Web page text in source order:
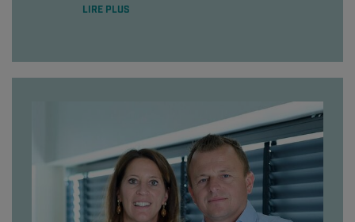
LIRE PLUS